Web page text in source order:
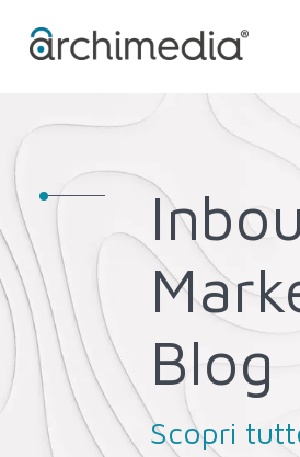
Blog
Scopri